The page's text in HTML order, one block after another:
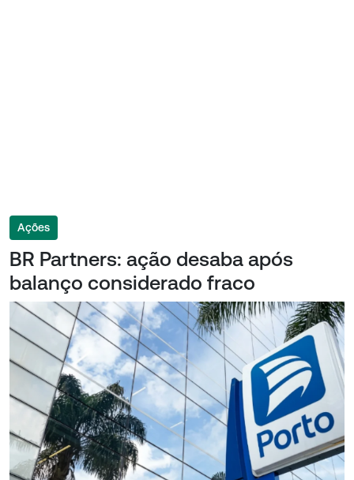
Ações
BR Partners: ação desaba após
balanço considerado fraco